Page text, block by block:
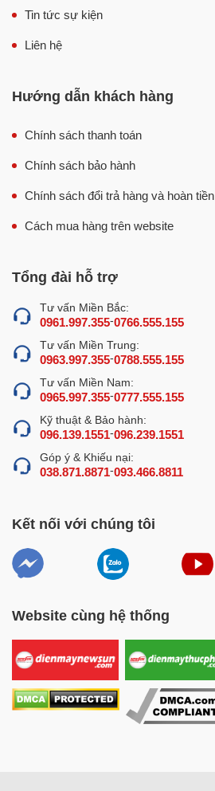
Tin tức sự kiện
Liên hệ
Hướng dẫn khách hàng
Chính sách thanh toán
Chính sách bảo hành
Chính sách đổi trả hàng và hoàn tiền
Cách mua hàng trên website
Tổng đài hỗ trợ
Tư vấn Miền Bắc:
0961.997.355-0766.555.155
Tư vấn Miền Trung:
0963.997.355-0788.555.155
Tư vấn Miền Nam:
0965.997.355-0777.555.155
Kỹ thuật & Bảo hành:
096.139.1551-096.239.1551
Góp ý & Khiếu nại:
038.871.8871-093.466.8811
Kết nối với chúng tôi
Website cùng hệ thống